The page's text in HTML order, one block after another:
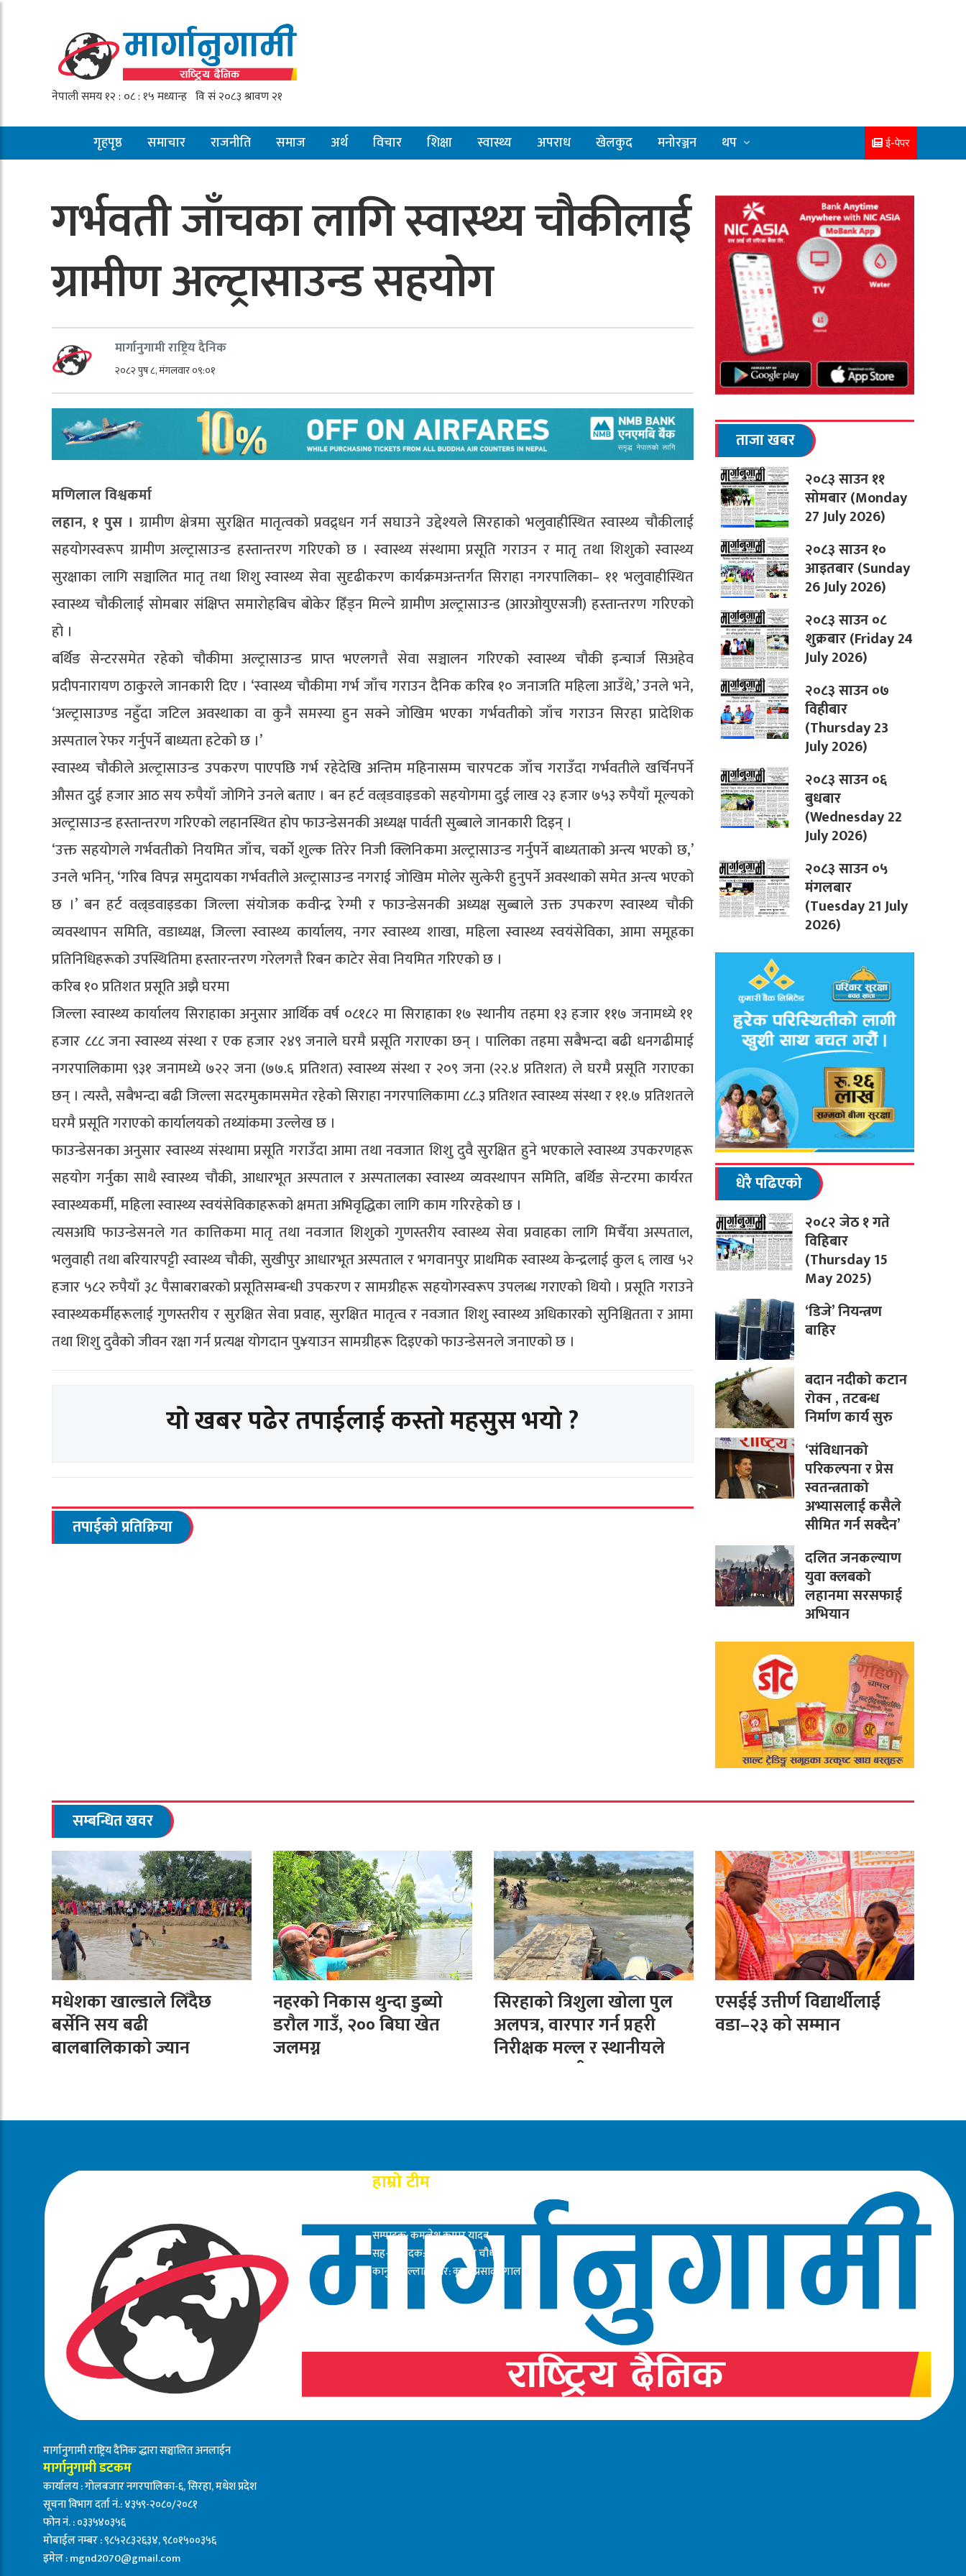
गृहपृष्ठ समाचार राजनीति समाज अर्थ विचार शिक्षा स्वास्थ्य अपराध खेलकुद मनोरञ्जन थप ई-पेपर
गर्भवती जाँचका लागि स्वास्थ्य चौकीलाई
ग्रामीण अल्ट्रासाउन्ड सहयोग
मार्गानुगामी राष्ट्रिय दैनिक
२०८२ पुष ८, मंगलवार ०९:०१
मणिलाल विश्वकर्मा
लहान, १ पुस । ग्रामीण क्षेत्रमा सुरक्षित मातृत्वको प्रवद्र्धन गर्न सघाउने उद्देश्यले सिरहाको भलुवाहीस्थित स्वास्थ्य चौकीलाई
सहयोगस्वरूप ग्रामीण अल्ट्रासाउन्ड हस्तान्तरण गरिएको छ । स्वास्थ्य संस्थामा प्रसूति गराउन र मातृ तथा शिशुको स्वास्थ्य
सुरक्षाका लागि सञ्चालित मातृ तथा शिशु स्वास्थ्य सेवा सुदृढीकरण कार्यक्रमअन्तर्गत सिराहा नगरपालिका– ११ भलुवाहीस्थित
स्वास्थ्य चौकीलाई सोमबार संक्षिप्त समारोहबिच बोकेर हिँड्न मिल्ने ग्रामीण अल्ट्रासाउन्ड (आरओयुएसजी) हस्तान्तरण गरिएको
हो ।
बर्थिङ सेन्टरसमेत रहेको चौकीमा अल्ट्रासाउन्ड प्राप्त भएलगत्तै सेवा सञ्चालन गरिएको स्वास्थ्य चौकी इन्चार्ज सिअहेव
प्रदीपनारायण ठाकुरले जानकारी दिए । ‘स्वास्थ्य चौकीमा गर्भ जाँच गराउन दैनिक करिब १० जनाजति महिला आउँथे,’ उनले भने,
‘अल्ट्रासाउण्ड नहुँदा जटिल अवस्थाका वा कुनै समस्या हुन सक्ने जोखिम भएका गर्भवतीको जाँच गराउन सिरहा प्रादेशिक
अस्पताल रेफर गर्नुपर्ने बाध्यता हटेको छ ।’
स्वास्थ्य चौकीले अल्ट्रासाउन्ड उपकरण पाएपछि गर्भ रहेदेखि अन्तिम महिनासम्म चारपटक जाँच गराउँदा गर्भवतीले खर्चिनपर्ने
औसत दुई हजार आठ सय रुपैयाँ जोगिने उनले बताए । बन हर्ट वल्र्डवाइडको सहयोगमा दुई लाख २३ हजार ७५३ रुपैयाँ मूल्यको
अल्ट्रासाउन्ड हस्तान्तरण गरिएको लहानस्थित होप फाउन्डेसनकी अध्यक्ष पार्वती सुब्बाले जानकारी दिइन् ।
‘उक्त सहयोगले गर्भवतीको नियमित जाँच, चर्को शुल्क तिरेर निजी क्लिनिकमा अल्ट्रासाउन्ड गर्नुपर्ने बाध्यताको अन्त्य भएको छ,’
उनले भनिन्, ‘गरिब विपन्न समुदायका गर्भवतीले अल्ट्रासाउन्ड नगराई जोखिम मोलेर सुत्केरी हुनुपर्ने अवस्थाको समेत अन्त्य भएको
छ ।’ बन हर्ट वल्र्डवाइडका जिल्ला संयोजक कवीन्द्र रेग्मी र फाउन्डेसनकी अध्यक्ष सुब्बाले उक्त उपकरण स्वास्थ्य चौकी
व्यवस्थापन समिति, वडाध्यक्ष, जिल्ला स्वास्थ्य कार्यालय, नगर स्वास्थ्य शाखा, महिला स्वास्थ्य स्वयंसेविका, आमा समूहका
प्रतिनिधिहरूको उपस्थितिमा हस्तारन्तरण गरेलगत्तै रिबन काटेर सेवा नियमित गरिएको छ ।
करिब १० प्रतिशत प्रसूति अझै घरमा
जिल्ला स्वास्थ्य कार्यालय सिराहाका अनुसार आर्थिक वर्ष ०८१८२ मा सिराहाका १७ स्थानीय तहमा १३ हजार ११७ जनामध्ये ११
हजार ८८८ जना स्वास्थ्य संस्था र एक हजार २४९ जनाले घरमै प्रसूति गराएका छन् । पालिका तहमा सबैभन्दा बढी धनगढीमाई
नगरपालिकामा ९३१ जनामध्ये ७२२ जना (७७.६ प्रतिशत) स्वास्थ्य संस्था र २०९ जना (२२.४ प्रतिशत) ले घरमै प्रसूति गराएका
छन् । त्यस्तै, सबैभन्दा बढी जिल्ला सदरमुकामसमेत रहेको सिराहा नगरपालिकामा ८८.३ प्रतिशत स्वास्थ्य संस्था र ११.७ प्रतिशतले
घरमै प्रसूति गराएको कार्यालयको तथ्यांकमा उल्लेख छ ।
फाउन्डेसनका अनुसार स्वास्थ्य संस्थामा प्रसूति गराउँदा आमा तथा नवजात शिशु दुवै सुरक्षित हुने भएकाले स्वास्थ्य उपकरणहरू
सहयोग गर्नुका साथै स्वास्थ्य चौकी, आधारभूत अस्पताल र अस्पतालका स्वास्थ्य व्यवस्थापन समिति, बर्थिङ सेन्टरमा कार्यरत
स्वास्थ्यकर्मी, महिला स्वास्थ्य स्वयंसेविकाहरूको क्षमता अभिवृद्धिका लागि काम गरिरहेको छ ।
त्यसअघि फाउन्डेसनले गत कात्तिकमा मातृ तथा नवजात शिशुको गुणस्तरीय स्वास्थ्य सेवा प्रवाहका लागि मिर्चैया अस्पताल,
भलुवाही तथा बरियारपट्टी स्वास्थ्य चौकी, सुखीपुर आधारभूत अस्पताल र भगवानपुर प्राथमिक स्वास्थ्य केन्द्रलाई कुल ६ लाख ५२
हजार ५८२ रुपैयाँ ३८ पैसाबराबरको प्रसूतिसम्बन्धी उपकरण र सामग्रीहरू सहयोगस्वरूप उपलब्ध गराएको थियो । प्रसूति गराउने
स्वास्थ्यकर्मीहरूलाई गुणस्तरीय र सुरक्षित सेवा प्रवाह, सुरक्षित मातृत्व र नवजात शिशु स्वास्थ्य अधिकारको सुनिश्चितता र आमा
तथा शिशु दुवैको जीवन रक्षा गर्न प्रत्यक्ष योगदान पु¥याउन सामग्रीहरू दिइएको फाउन्डेसनले जनाएको छ ।
यो खबर पढेर तपाईलाई कस्तो महसुस भयो ?
तपाईको प्रतिक्रिया
ताजा खबर
२०८३ साउन ११
सोमबार (Monday
27 July 2026)
२०८३ साउन १०
आइतबार (Sunday
26 July 2026)
२०८३ साउन ०८
शुक्रबार (Friday 24
July 2026)
२०८३ साउन ०७
विहीबार
(Thursday 23
July 2026)
२०८३ साउन ०६
बुधबार
(Wednesday 22
July 2026)
२०८३ साउन ०५
मंगलबार
(Tuesday 21 July
2026)
धेरै पढिएको
२०८२ जेठ १ गते
विहिबार
(Thursday 15
May 2025)
‘डिजे’ नियन्त्रण
बाहिर
बदान नदीको कटान
रोक्न , तटबन्ध
निर्माण कार्य सुरु
‘संविधानको
परिकल्पना र प्रेस
स्वतन्त्रताको
अभ्यासलाई कसैले
सीमित गर्न सक्दैन’
दलित जनकल्याण
युवा क्लबको
लहानमा सरसफाई
अभियान
सम्बन्धित खवर
मधेशका खाल्डाले लिँदैछ
बर्सेनि सय बढी
बालबालिकाको ज्यान
नहरको निकास थुन्दा डुब्यो
डरौल गाउँ, २०० बिघा खेत
जलमग्न
सिरहाको त्रिशुला खोला पुल
अलपत्र, वारपार गर्न प्रहरी
निरीक्षक मल्ल र स्थानीयले
बनाए अस्थायी पुल
एसईई उत्तीर्ण विद्यार्थीलाई
वडा–२३ को सम्मान
मार्गानुगामी राष्ट्रिय दैनिक द्धारा सञ्चालित अनलाईन
मार्गानुगामी डटकम
कार्यालय : गोलबजार नगरपालिका-६, सिरहा, मधेश प्रदेश
सूचना विभाग दर्ता नं.: ४३५९-२०८०/२०८१
फोन नं. : ०३३५४०३५६
मोबाईल नम्बर : ९८५२८३२६३४, ९८०१५००३५६
इमेल :mgnd2070@gmail.com
हाम्रो टीम
सम्पादक: कमलेश कुमार यादव
सह-सम्पादक: सत्य नारायण चौधरी
कानुनी सल्लाहाकार: कृष्ण प्रसाद दंगाल